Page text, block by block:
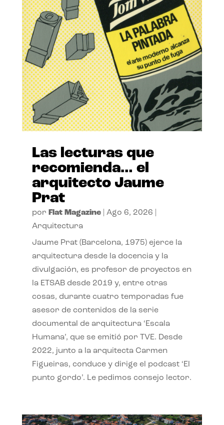
Las lecturas que
recomienda… el
arquitecto Jaume
Prat
por Flat Magazine| Ago 6, 2026
Arquitectura
Jaume Prat (Barcelona, 1975) ejerce la
arquitectura desde la docencia y la
divulgación, es profesor de proyectos en
la ETSAB desde 2019 y, entre otras
cosas, durante cuatro temporadas fue
asesor de contenidos de la serie
documental de arquitectura ‘Escala
Humana’, que se emitió por TVE. Desde
2022, junto a la arquitecta Carmen
Figueiras, conduce y dirige el podcast ‘El
punto gordo’. Le pedimos consejo lector.